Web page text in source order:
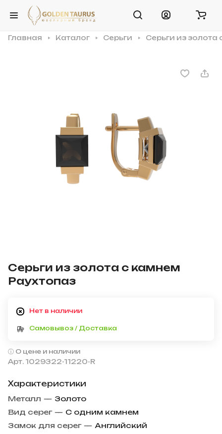
Главная Каталог Серьги Серьги из золота
Серьги из золота с камнем
Раухтопаз
Арт. 1029322-11220-R
Характеристики
Металл — Золото
Вид серег — С одним камнем
Замок для серег — Английский
Нет в наличии
Самовывоз / Доставка
О цене и наличии